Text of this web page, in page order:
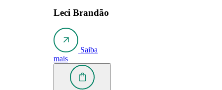
Leci Brandão
Saiba
mais